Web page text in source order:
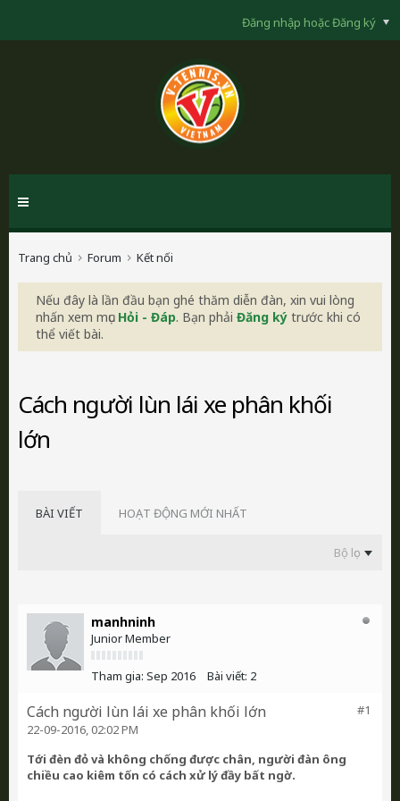
Đăng nhập hoặc Đăng ký
Trang chủ Forum Kết nối
Nếu đây là lần đầu bạn ghé thăm diễn đàn, xin vui lòng
nhấn xem mục Hỏi - Đáp. Bạn phải Đăng ký trước khi có
thể viết bài.
Cách người lùn lái xe phân khối
lớn
BÀI VIẾT HOẠT ĐỘNG MỚI NHẤT
Bộ lọc
manhninh
Junior Member
Tham gia: Sep 2016 Bài viết: 2
#1
Cách người lùn lái xe phân khối lớn
22-09-2016, 02:02 PM
Tới đèn đỏ và không chống được chân, người đàn ông
chiều cao kiêm tốn có cách xử lý đầy bất ngờ.